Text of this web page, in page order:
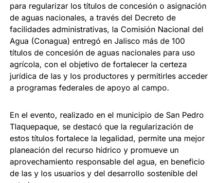
para regularizar los títulos de concesión o asignación
de aguas nacionales, a través del Decreto de
facilidades administrativas, la Comisión Nacional del
Agua (Conagua) entregó en Jalisco más de 100
títulos de concesión de aguas nacionales para uso
agrícola, con el objetivo de fortalecer la certeza
jurídica de las y los productores y permitirles acceder
a programas federales de apoyo al campo.
En el evento, realizado en el municipio de San Pedro
Tlaquepaque, se destacó que la regularización de
estos títulos fortalece la legalidad, permite una mejor
planeación del recurso hídrico y promueve un
aprovechamiento responsable del agua, en beneficio
de las y los usuarios y del desarrollo sostenible del